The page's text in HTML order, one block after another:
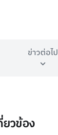
ข่าวต่อไป
วข้อง